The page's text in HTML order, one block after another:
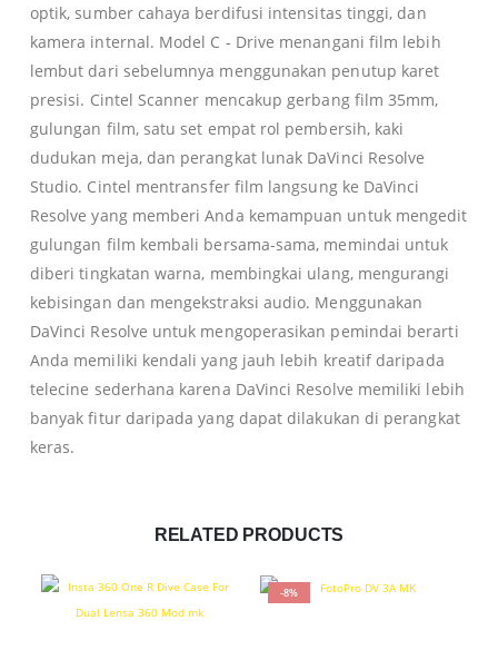
optik, sumber cahaya berdifusi intensitas tinggi, dan
kamera internal. Model C ‑ Drive menangani film lebih
lembut dari sebelumnya menggunakan penutup karet
presisi. Cintel Scanner mencakup gerbang film 35mm,
gulungan film, satu set empat rol pembersih, kaki
dudukan meja, dan perangkat lunak DaVinci Resolve
Studio. Cintel mentransfer film langsung ke DaVinci
Resolve yang memberi Anda kemampuan untuk mengedit
gulungan film kembali bersama-sama, memindai untuk
diberi tingkatan warna, membingkai ulang, mengurangi
kebisingan dan mengekstraksi audio. Menggunakan
DaVinci Resolve untuk mengoperasikan pemindai berarti
Anda memiliki kendali yang jauh lebih kreatif daripada
telecine sederhana karena DaVinci Resolve memiliki lebih
banyak fitur daripada yang dapat dilakukan di perangkat
keras.
RELATED PRODUCTS
-8%